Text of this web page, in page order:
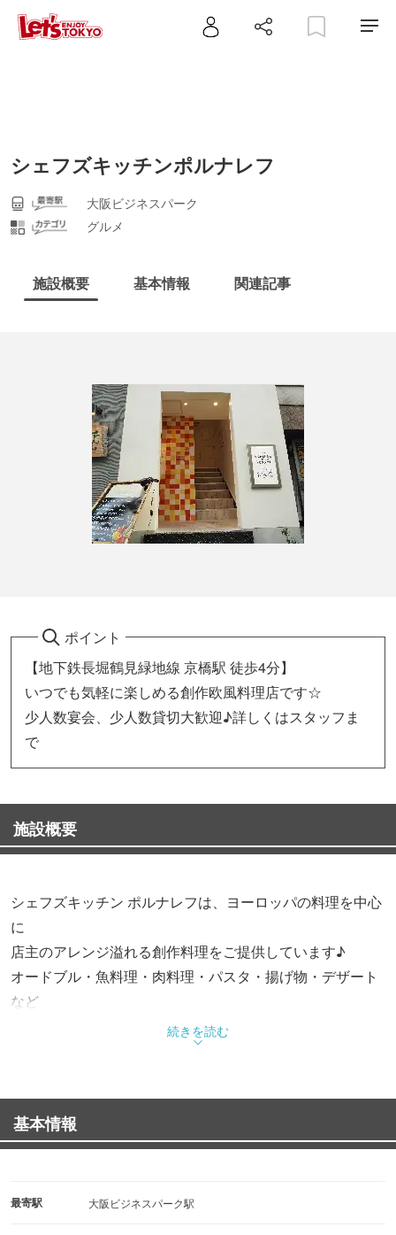
シェフズキッチンポルナレフ
大阪ビジネスパーク
グルメ
施設概要 基本情報 関連記事
ポイント
【地下鉄長堀鶴見緑地線 京橋駅 徒歩4分】
いつでも気軽に楽しめる創作欧風料理店です☆
少人数宴会、少人数貸切大歓迎♪詳しくはスタッフま
で
施設概要
シェフズキッチン ポルナレフは、ヨーロッパの料理を中心
に
店主のアレンジ溢れる創作料理をご提供しています♪
オードブル・魚料理・肉料理・パスタ・揚げ物・デザート
など
どれも気軽に頼めるものばかり★
世界各国から集めたこだわりのワインと一緒にご堪能くだ
【当店人気メニュー】
★『サーモンと白菜の冷製スパゲッティーニ』800円（税
★『和牛粗びきハンバーグ 温泉卵乗せ』780円（税抜）
続きを読む
基本情報
最寄駅 大阪ビジネスパーク駅